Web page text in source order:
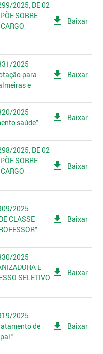
2025, DE 02
SOBRE
get_app Baixar
2025
para
e
get_app Baixar
2025
saúde"
get_app Baixar
2025, DE 02
SOBRE
get_app Baixar
2025
CLASSE
get_app Baixar
2025
E
SELETIVO get_app Baixar
2025
de
get_app Baixar